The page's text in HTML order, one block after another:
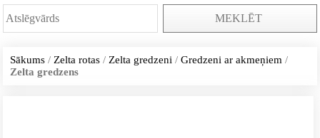
MEKLĒT
Sākums / Zelta rotas / Zelta gredzeni /Gredzeni ar akmeņiem /
Zelta gredzens